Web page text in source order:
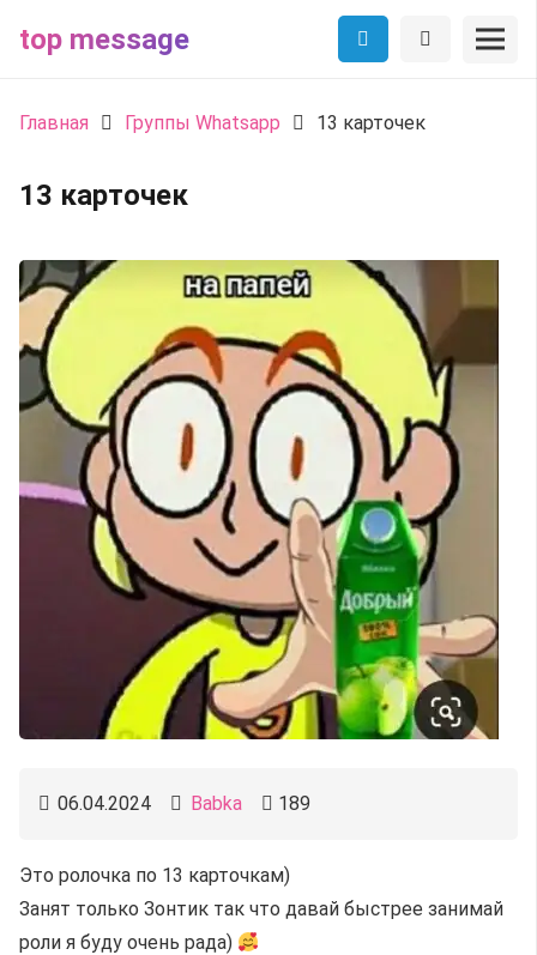
top message
Главная Группы Whatsapp 13 карточек
13 карточек
06.04.2024 Babka 189
Это ролочка по 13 карточкам)
Занят только Зонтик так что давай быстрее занимай
роли я буду очень рада)